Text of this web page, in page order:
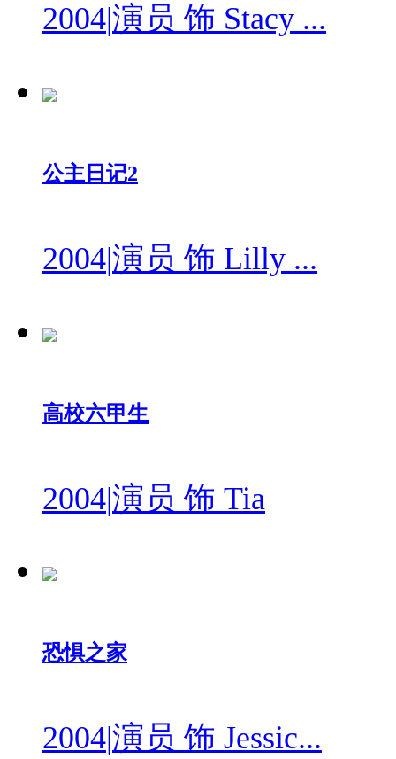
2004|演员 饰 Stacy ...
公主日记2
2004|演员 饰 Lilly ...
高校六甲生
2004|演员 饰 Tia
恐惧之家
2004|演员 饰 Jessic...